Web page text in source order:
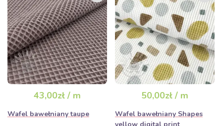
43,00zł / m
Wafel bawełniany taupe
50,00zł / m
Wafel bawełniany Shapes